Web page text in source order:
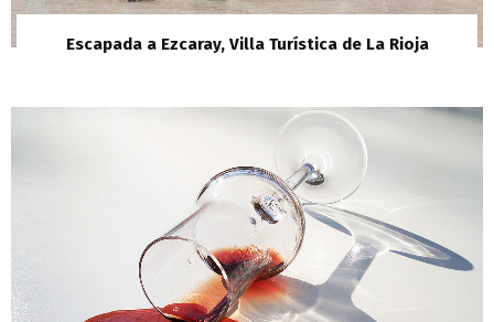
Escapada a Ezcaray, Villa Turística de La Rioja